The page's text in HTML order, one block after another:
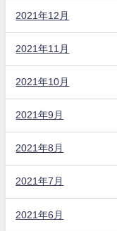
2021年12月
2021年11月
2021年10月
2021年9月
2021年8月
2021年7月
2021年6月